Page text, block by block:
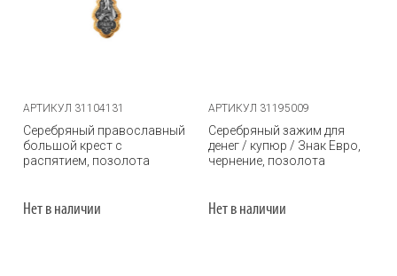
АРТИКУЛ 31104131
Серебряный православный
большой крест с
распятием, позолота
Нет в наличии
АРТИКУЛ 31195009
Серебряный зажим для
денег / купюр / Знак Евро,
чернение, позолота
Нет в наличии